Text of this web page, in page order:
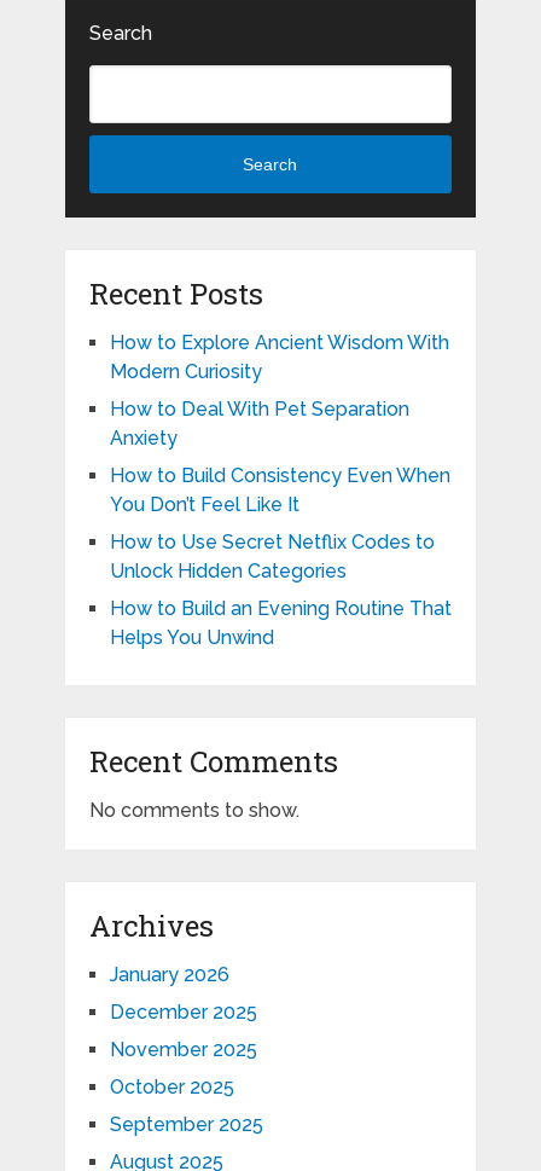
Search
Search
Recent Posts
How to Explore Ancient Wisdom With
Modern Curiosity
How to Deal With Pet Separation
Anxiety
How to Build Consistency Even When
You Don’t Feel Like It
How to Use Secret Netflix Codes to
Unlock Hidden Categories
How to Build an Evening Routine That
Helps You Unwind
Recent Comments
No comments to show.
Archives
January 2026
December 2025
November 2025
October 2025
September 2025
August 2025